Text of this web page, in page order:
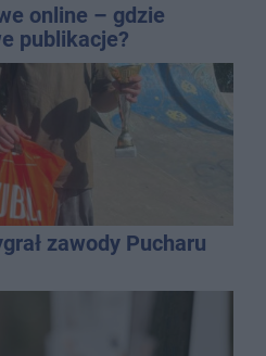
online – gdzie
publikacje?
zawody Pucharu